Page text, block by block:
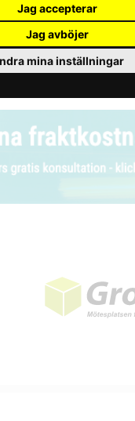
Jag accepterar
Jag avböjer
mina inställningar